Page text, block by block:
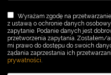
Wyrażam zgodę na
z ustawą o ochronie danych
zapytanie. Podanie danych jest
przetworzenia zapytania. Zostałem/
mi prawo do dostępu do swoich
żądania zaprzestania ich
prywatności.